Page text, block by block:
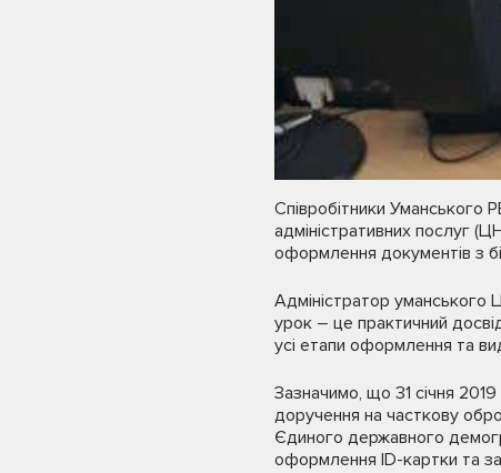
Співробітники Уманського
адміністративних послуг
оформлення документів з
Адміністратор уманського
урок – це практичний
усі етапи оформлення та
Зазначимо, що 31 січня 2019
доручення на часткову
Єдиного державного
оформлення ID-картки та